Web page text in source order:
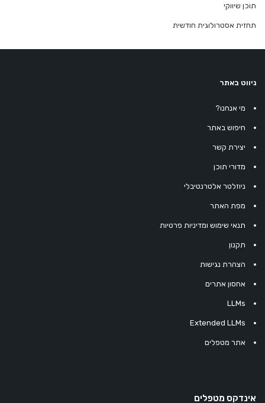
תוכן שיווקי
תחזית אסטרולוגית חודשית
ניווט באתר
מי אנחנו?
חיפוש באתר
יצירת קשר
מדורי תוכן
ניוזלטר אלטרנטיבלי
מפת האתר
תנאי שימוש ומדיניות פרטיות
תקנון
הצהרת נגישות
אחסון אתרים
LLMs
Extended LLMs
אתר מטפלים
אינדקס מטפלים